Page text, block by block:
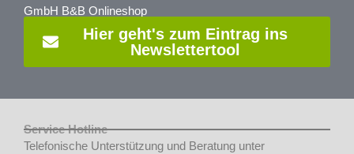
GmbH B&B Onlineshop
Hier geht's zum Eintrag ins
Newslettertool
Service Hotline
Telefonische Unterstützung und Beratung unter